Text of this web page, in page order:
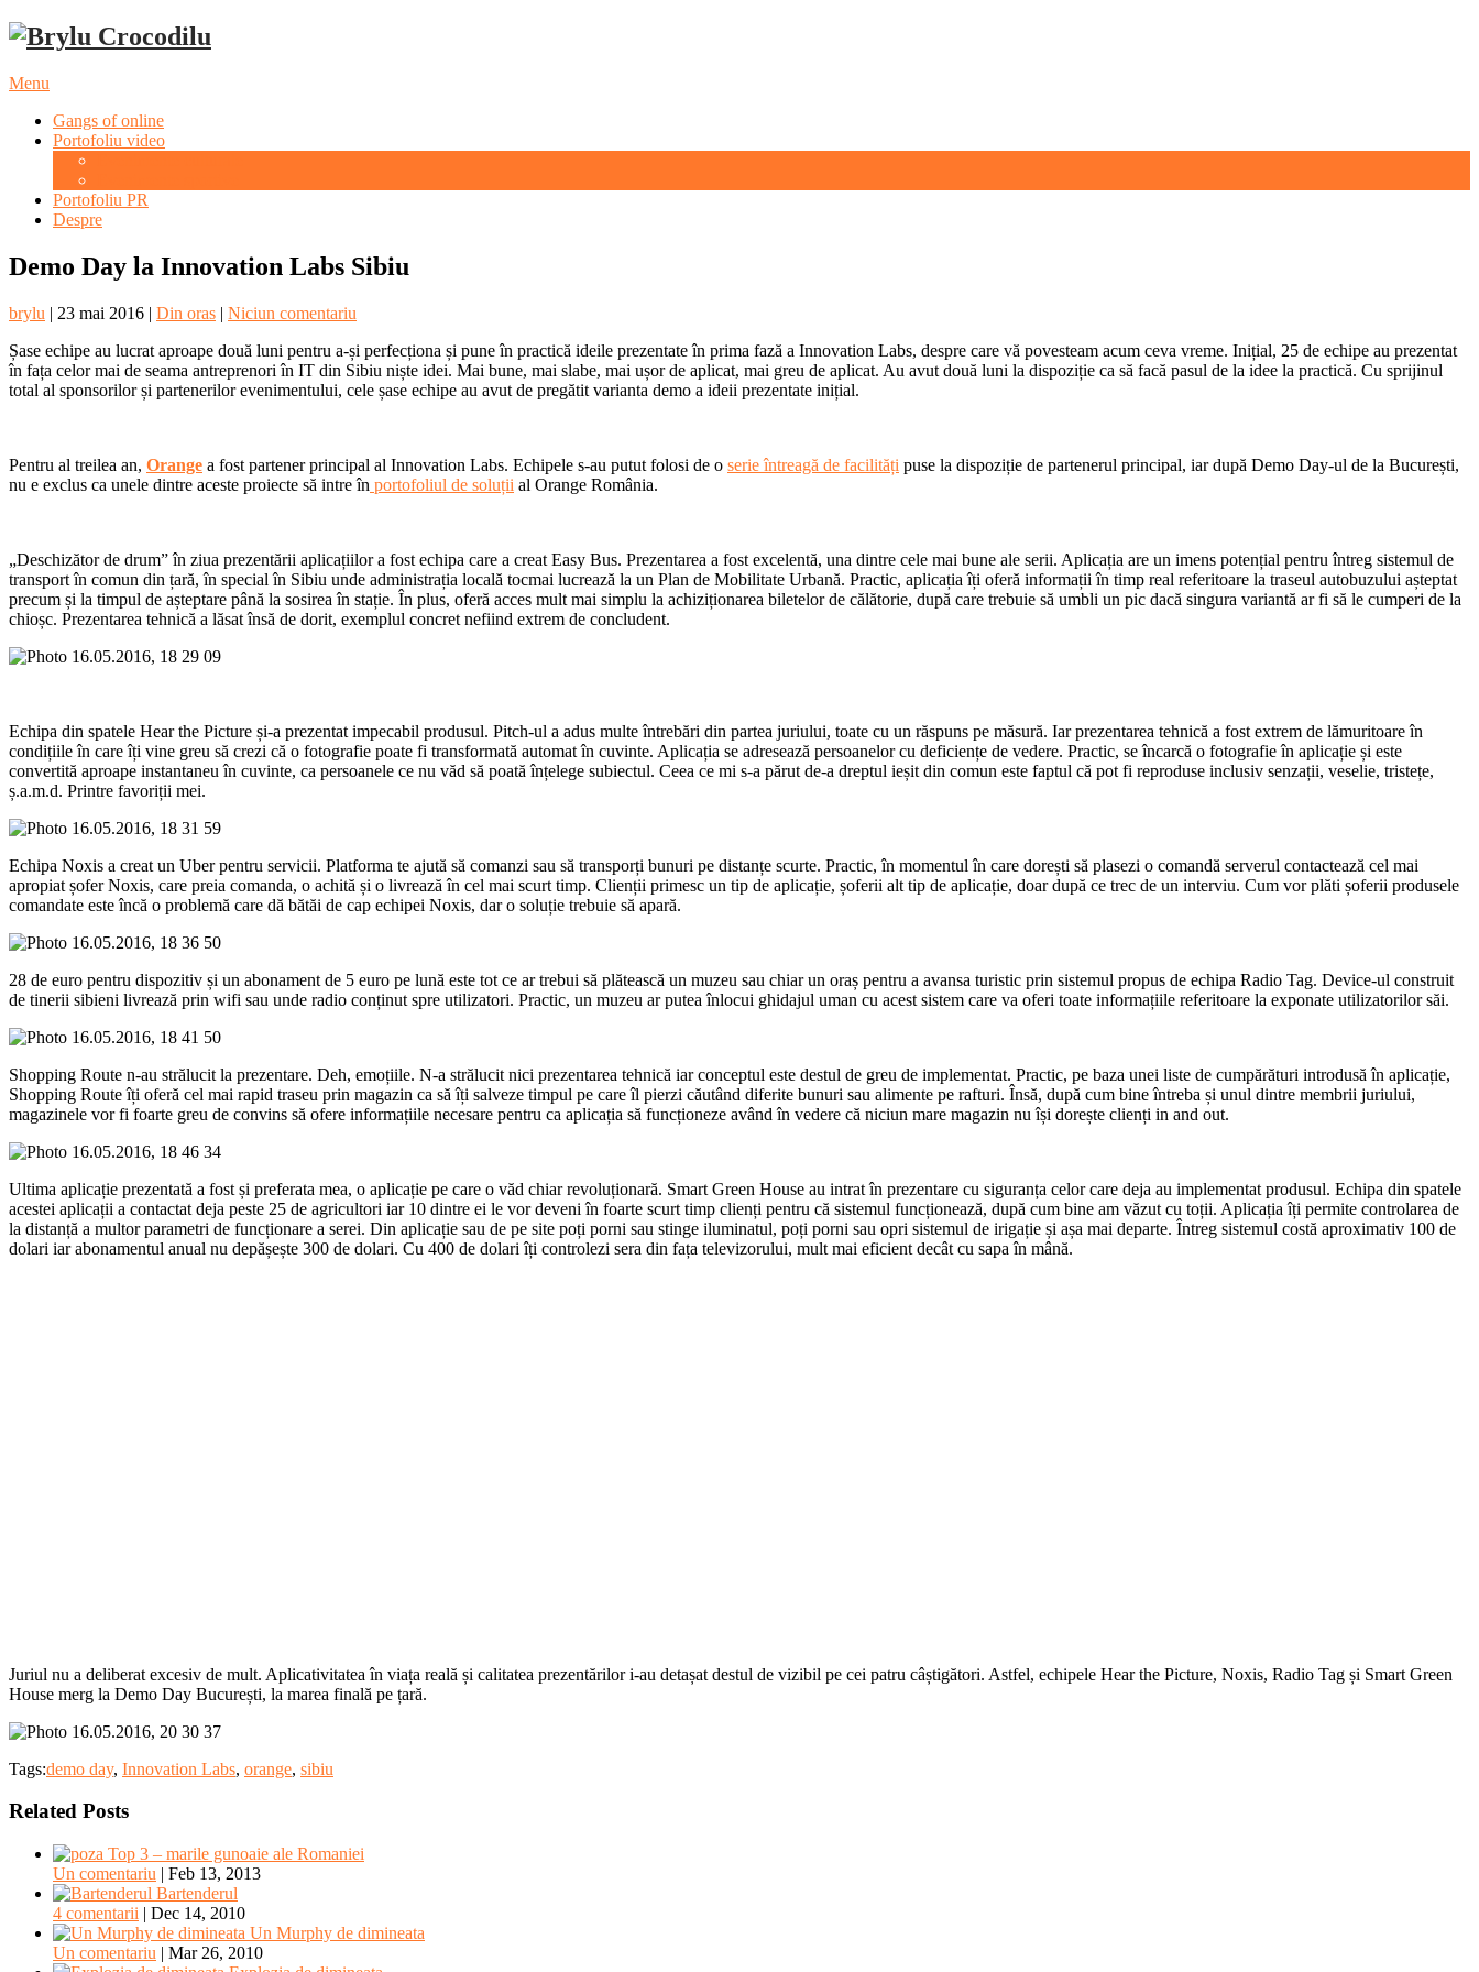
Menu
Gangs of online
Portofoliu video
Portofoliu PR
Despre
Demo Day la Innovation Labs Sibiu
brylu | 23 mai 2016 | Din oras | Niciun comentariu
Șase echipe au lucrat aproape două luni pentru a-și perfecționa și pune în practică ideile prezentate în prima fază a Innovation Labs, despre care vă povesteam acum ceva vreme. Inițial, 25 de echipe au prezentat
în fața celor mai de seama antreprenori în IT din Sibiu niște idei. Mai bune, mai slabe, mai ușor de aplicat, mai greu de aplicat. Au avut două luni la dispoziție ca să facă pasul de la idee la practică. Cu sprijinul
total al sponsorilor și partenerilor evenimentului, cele șase echipe au avut de pregătit varianta demo a ideii prezentate inițial.
Pentru al treilea an, Orange a fost partener principal al Innovation Labs. Echipele s-au putut folosi de o serie întreagă de facilități puse la dispoziție de partenerul principal, iar după Demo Day-ul de la București,
nu e exclus ca unele dintre aceste proiecte să intre în portofoliul de soluții al Orange România.
„Deschizător de drum” în ziua prezentării aplicațiilor a fost echipa care a creat Easy Bus. Prezentarea a fost excelentă, una dintre cele mai bune ale serii. Aplicația are un imens potențial pentru întreg sistemul de
transport în comun din țară, în special în Sibiu unde administrația locală tocmai lucrează la un Plan de Mobilitate Urbană. Practic, aplicația îți oferă informații în timp real referitoare la traseul autobuzului așteptat
precum și la timpul de așteptare până la sosirea în stație. În plus, oferă acces mult mai simplu la achiziționarea biletelor de călătorie, după care trebuie să umbli un pic dacă singura variantă ar fi să le cumperi de la
chioșc. Prezentarea tehnică a lăsat însă de dorit, exemplul concret nefiind extrem de concludent.
Echipa din spatele Hear the Picture și-a prezentat impecabil produsul. Pitch-ul a adus multe întrebări din partea juriului, toate cu un răspuns pe măsură. Iar prezentarea tehnică a fost extrem de lămuritoare în
condițiile în care îți vine greu să crezi că o fotografie poate fi transformată automat în cuvinte. Aplicația se adresează persoanelor cu deficiențe de vedere. Practic, se încarcă o fotografie în aplicație și este
convertită aproape instantaneu în cuvinte, ca persoanele ce nu văd să poată înțelege subiectul. Ceea ce mi s-a părut de-a dreptul ieșit din comun este faptul că pot fi reproduse inclusiv senzații, veselie, tristețe,
ș.a.m.d. Printre favoriții mei.
Echipa Noxis a creat un Uber pentru servicii. Platforma te ajută să comanzi sau să transporți bunuri pe distanțe scurte. Practic, în momentul în care dorești să plasezi o comandă serverul contactează cel mai
apropiat șofer Noxis, care preia comanda, o achită și o livrează în cel mai scurt timp. Clienții primesc un tip de aplicație, șoferii alt tip de aplicație, doar după ce trec de un interviu. Cum vor plăti șoferii produsele
comandate este încă o problemă care dă bătăi de cap echipei Noxis, dar o soluție trebuie să apară.
28 de euro pentru dispozitiv și un abonament de 5 euro pe lună este tot ce ar trebui să plătească un muzeu sau chiar un oraș pentru a avansa turistic prin sistemul propus de echipa Radio Tag. Device-ul construit
de tinerii sibieni livrează prin wifi sau unde radio conținut spre utilizatori. Practic, un muzeu ar putea înlocui ghidajul uman cu acest sistem care va oferi toate informațiile referitoare la exponate utilizatorilor săi.
Shopping Route n-au strălucit la prezentare. Deh, emoțiile. N-a strălucit nici prezentarea tehnică iar conceptul este destul de greu de implementat. Practic, pe baza unei liste de cumpărături introdusă în aplicație,
Shopping Route îți oferă cel mai rapid traseu prin magazin ca să îți salveze timpul pe care îl pierzi căutând diferite bunuri sau alimente pe rafturi. Însă, după cum bine întreba și unul dintre membrii juriului,
magazinele vor fi foarte greu de convins să ofere informațiile necesare pentru ca aplicația să funcționeze având în vedere că niciun mare magazin nu își dorește clienți in and out.
Ultima aplicație prezentată a fost și preferata mea, o aplicație pe care o văd chiar revoluționară. Smart Green House au intrat în prezentare cu siguranța celor care deja au implementat produsul. Echipa din spatele
acestei aplicații a contactat deja peste 25 de agricultori iar 10 dintre ei le vor deveni în foarte scurt timp clienți pentru că sistemul funcționează, după cum bine am văzut cu toții. Aplicația îți permite controlarea de
la distanță a multor parametri de funcționare a serei. Din aplicație sau de pe site poți porni sau stinge iluminatul, poți porni sau opri sistemul de irigație și așa mai departe. Întreg sistemul costă aproximativ 100 de
dolari iar abonamentul anual nu depășește 300 de dolari. Cu 400 de dolari îți controlezi sera din fața televizorului, mult mai eficient decât cu sapa în mână.
Juriul nu a deliberat excesiv de mult. Aplicativitatea în viața reală și calitatea prezentărilor i-au detașat destul de vizibil pe cei patru câștigători. Astfel, echipele Hear the Picture, Noxis, Radio Tag și Smart Green
House merg la Demo Day București, la marea finală pe țară.
Tags:demo day, Innovation Labs, orange, sibiu
Related Posts
Top 3 – marile gunoaie ale Romaniei
Un comentariu | Feb 13, 2013
Bartenderul
4 comentarii | Dec 14, 2010
Un Murphy de dimineata
Un comentariu | Mar 26, 2010